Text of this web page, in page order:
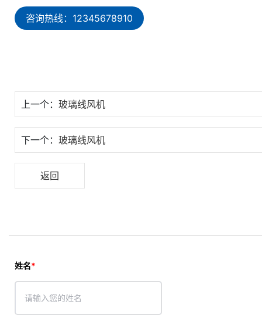
咨询热线：12345678910
上一个： 玻璃线风机
下一个： 玻璃线风机
返回
姓名